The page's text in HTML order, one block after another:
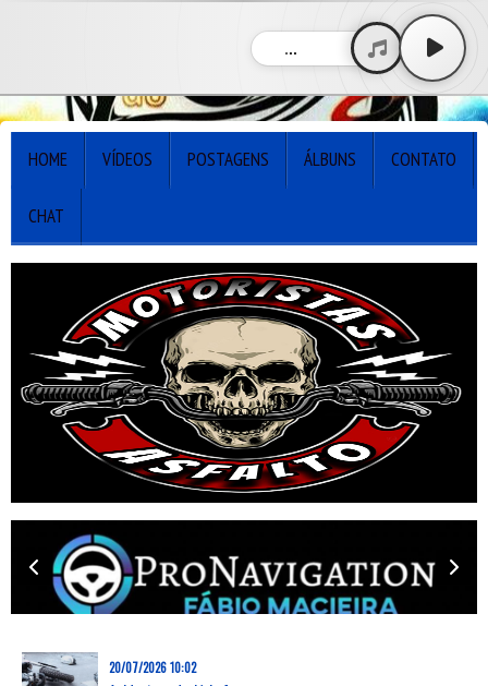
...
HOME VÍDEOS POSTAGENS ÁLBUNS CONTATO
CHAT
20/07/2026 10:02